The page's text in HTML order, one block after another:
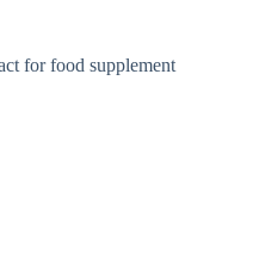
for food supplement